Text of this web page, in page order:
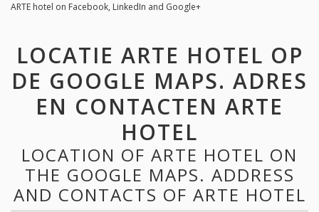
ARTE hotel on Facebook, LinkedIn and Google+
LOCATIE ARTE HOTEL OP
DE GOOGLE MAPS. ADRES
EN CONTACTEN ARTE
HOTEL
LOCATION OF ARTE HOTEL ON
THE GOOGLE MAPS. ADDRESS
AND CONTACTS OF ARTE HOTEL